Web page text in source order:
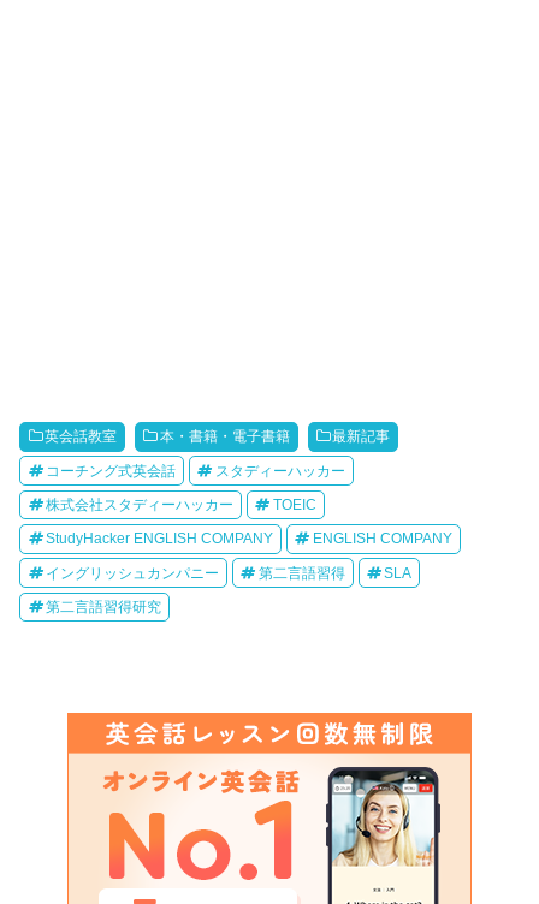
英会話教室 本・書籍・電子書籍 最新記事
コーチング式英会話 スタディーハッカー
株式会社スタディーハッカー TOEIC
StudyHacker ENGLISH COMPANY ENGLISH COMPANY
イングリッシュカンパニー 第二言語習得 SLA
第二言語習得研究